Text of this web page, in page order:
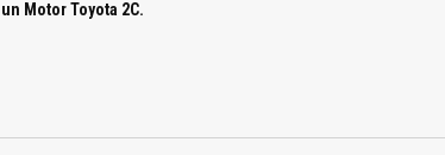
un Motor Toyota 2C.